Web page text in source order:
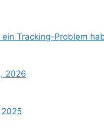
Tracking-Problem
2026
2025